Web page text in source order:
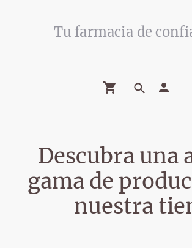
Tu farmacia de
Descubra una
gama de
nuestra